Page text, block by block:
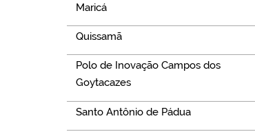
Maricá
Quissamã
Polo de Inovação Campos dos
Goytacazes
Santo Antônio de Pádua